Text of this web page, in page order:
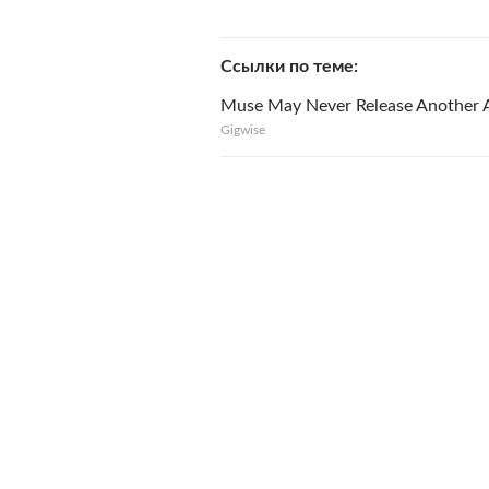
Ссылки по теме
Muse May Never Release Another
Gigwise